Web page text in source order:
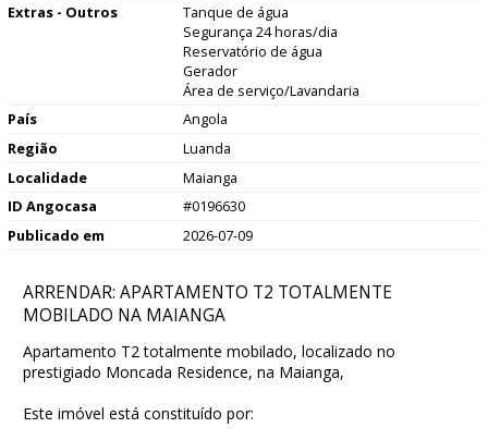
Extras - Outros
Tanque de água
Segurança 24 horas/dia
Reservatório de água
Gerador
Área de serviço/Lavandaria
País
Angola
Região
Luanda
Localidade
Maianga
ID Angocasa
#0196630
Publicado em
2026-07-09
ARRENDAR: APARTAMENTO T2 TOTALMENTE
MOBILADO NA MAIANGA
Apartamento T2 totalmente mobilado, localizado no
prestigiado Moncada Residence, na Maianga,
Este imóvel está constituído por: